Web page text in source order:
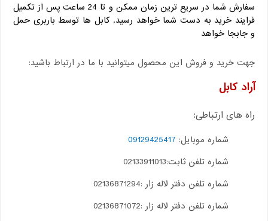
سفارش شما در سریع ترین زمان ممکن و تا 24 ساعت پس از تکمیل
فرایند خرید به دست شما خواهد رسید. کابل ها توسط باربری حمل
و جابجا خواهد
جهت خرید و فروش این محصول میتوانید با ما در ارتباط باشید:
آراد کابل
راه های ارتباطی:
شماره موبایل: 09129425417
شماره تلفن ثابت:02133911013
شماره تلفن دفتر لاله زار :02136871294
شماره تلفن دفتر لاله زار :02136871072